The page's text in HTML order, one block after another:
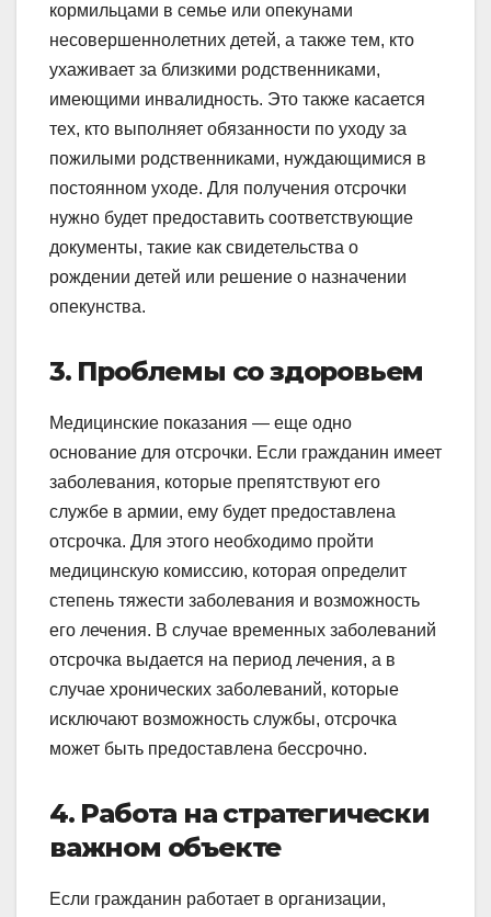
кормильцами в семье или опекунами
несовершеннолетних детей, а также тем, кто
ухаживает за близкими родственниками,
имеющими инвалидность. Это также касается
тех, кто выполняет обязанности по уходу за
пожилыми родственниками, нуждающимися в
постоянном уходе. Для получения отсрочки
нужно будет предоставить соответствующие
документы, такие как свидетельства о
рождении детей или решение о назначении
опекунства.
3. Проблемы со здоровьем
Медицинские показания — еще одно
основание для отсрочки. Если гражданин имеет
заболевания, которые препятствуют его
службе в армии, ему будет предоставлена
отсрочка. Для этого необходимо пройти
медицинскую комиссию, которая определит
степень тяжести заболевания и возможность
его лечения. В случае временных заболеваний
отсрочка выдается на период лечения, а в
случае хронических заболеваний, которые
исключают возможность службы, отсрочка
может быть предоставлена бессрочно.
4. Работа на стратегически
важном объекте
Если гражданин работает в организации,